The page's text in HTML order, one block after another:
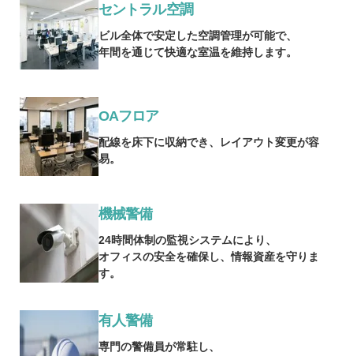
セントラル空調
ビル全体で安定した空調管理が可能で、
年間を通じて快適な室温を維持します。
OAフロア
配線を床下に収納でき、レイアウト変更が容
易。
機械警備
24時間体制の監視システムにより、
オフィスの安全を確保し、情報資産を守りま
す。
有人警備
専門の警備員が常駐し、